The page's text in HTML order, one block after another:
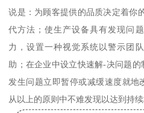
说是：为顾客提供的品质决定着你
代方法；使生产设备具有发现问
力，设置一种视觉系统以警示团
助；在企业中设立快速解-决问题
发生问题立即暂停或减缓速度就地
从以上的原则中不难发现以达到持续